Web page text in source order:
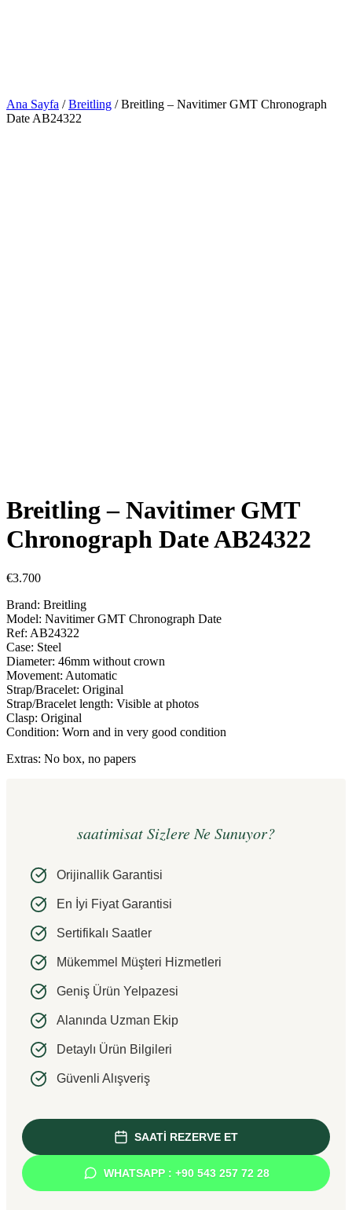
Ana Sayfa /Breitling / Breitling – Navitimer GMT Chronograph
Date AB24322
Breitling – Navitimer GMT
Chronograph Date AB24322
€3.700
Brand: Breitling
Model: Navitimer GMT Chronograph Date
Ref: AB24322
Case: Steel
Diameter: 46mm without crown
Movement: Automatic
Strap/Bracelet: Original
Strap/Bracelet length: Visible at photos
Clasp: Original
Condition: Worn and in very good condition
Extras: No box, no papers
saatimisat Sizlere Ne Sunuyor?
Orijinallik Garantisi
En İyi Fiyat Garantisi
Sertifikalı Saatler
Mükemmel Müşteri Hizmetleri
Geniş Ürün Yelpazesi
Alanında Uzman Ekip
Detaylı Ürün Bilgileri
Güvenli Alışveriş
SAATİ REZERVE ET
WHATSAPP : +90 543 257 72 28